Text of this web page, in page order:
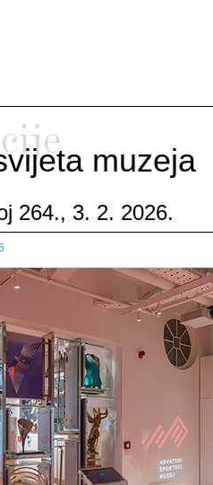
muzeja
264., 3. 2. 2026.